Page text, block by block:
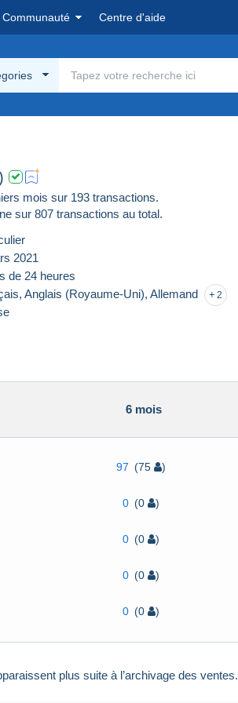
Communauté Centre d'aide
mois sur 193 transactions.
sur 807 transactions au total.
2021
de 24 heures
Anglais (Royaume-Uni), Allemand 2
6 mois
97 (75 )
0 (0 )
0 (0 )
0 (0 )
0 (0 )
plus suite à l’archivage des ventes.